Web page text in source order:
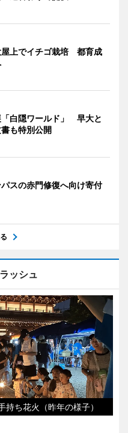
屋上でイチゴ栽培 都育成
「白隠ワールド」 早大と
も特別公開
スの赤門修復へ向け寄付
ッシュ
ち花火（昨年の様子）